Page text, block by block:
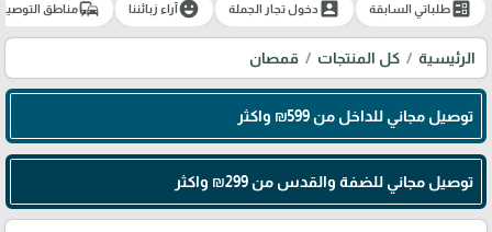
ballotطلباتي السابقة account_boxدخول تجار الجملة emoji_emotionsآراء زبائننا commuteمناطق
الرئيسية كل المنتجات قمصان
توصيل مجاني للداخل من 599₪ واكثر
توصيل مجاني للضفة والقدس من 299₪ واكثر